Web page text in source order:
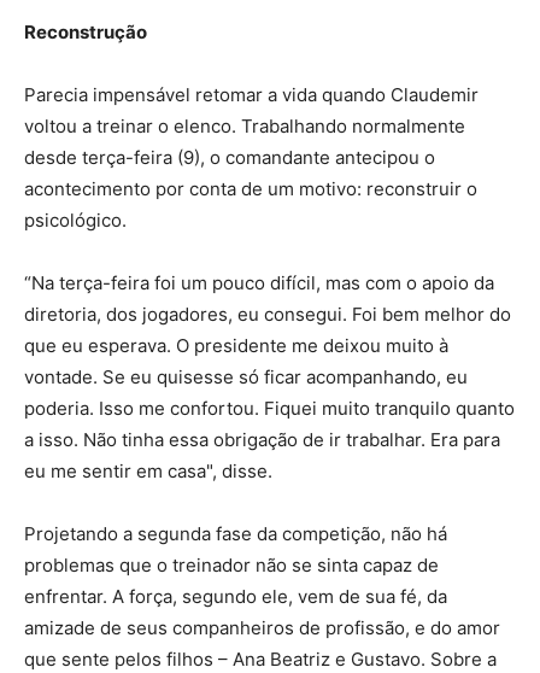
Reconstrução
Parecia impensável retomar a vida quando Claudemir
voltou a treinar o elenco. Trabalhando normalmente
desde terça-feira (9), o comandante antecipou o
acontecimento por conta de um motivo: reconstruir o
psicológico.
“Na terça-feira foi um pouco difícil, mas com o apoio da
diretoria, dos jogadores, eu consegui. Foi bem melhor do
que eu esperava. O presidente me deixou muito à
vontade. Se eu quisesse só ficar acompanhando, eu
poderia. Isso me confortou. Fiquei muito tranquilo quanto
a isso. Não tinha essa obrigação de ir trabalhar. Era para
eu me sentir em casa", disse.
Projetando a segunda fase da competição, não há
problemas que o treinador não se sinta capaz de
enfrentar. A força, segundo ele, vem de sua fé, da
amizade de seus companheiros de profissão, e do amor
que sente pelos filhos – Ana Beatriz e Gustavo. Sobre a